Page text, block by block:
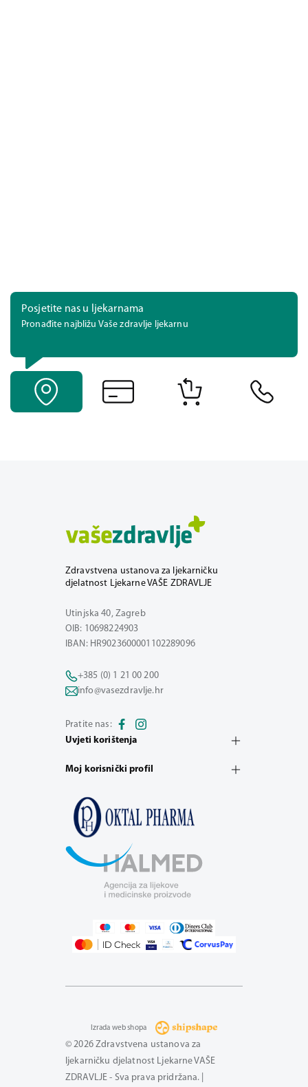
Posjetite nas u ljekarnama
Pronađite najbližu Vaše zdravlje ljekarnu
Zdravstvena ustanova za ljekarničku
djelatnost Ljekarne VAŠE ZDRAVLJE
Utinjska 40, Zagreb
OIB: 10698224903
IBAN: HR9023600001102289096
+385 (0) 1 21 00 200
info@vasezdravlje.hr
Pratite nas:
Uvjeti korištenja
Moj korisnički profil
© 2026 Zdravstvena ustanova za
ljekarničku djelatnost Ljekarne VAŠE
ZDRAVLJE - Sva prava pridržana. |
Izrada web shopa